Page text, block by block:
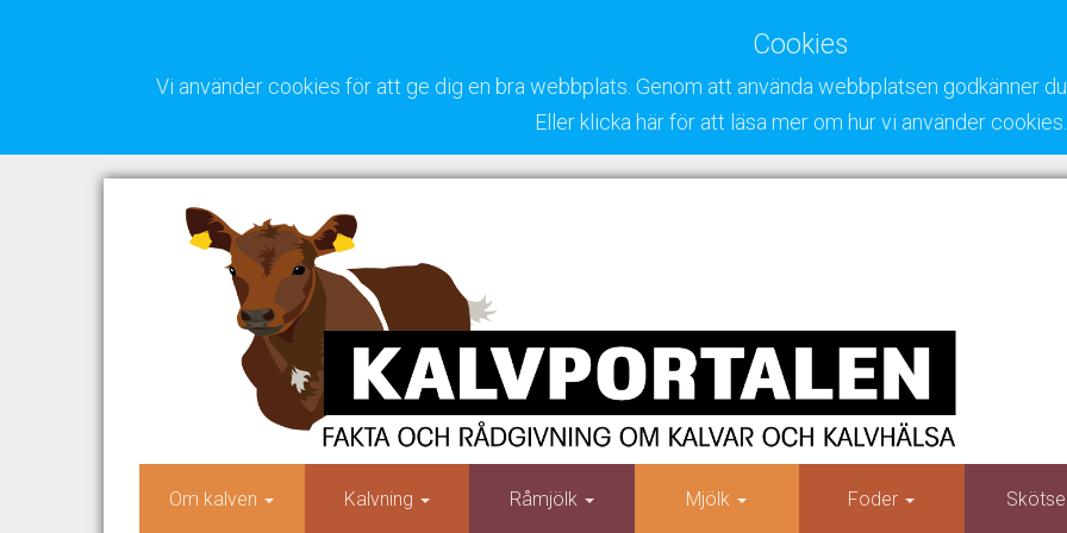
Cookies
Vi använder cookies för att ge dig en bra webbplats. Genom att använda webbplatsen godkänner
Eller klicka här för att läsa mer om hur vi använder cookies.
Om kalven Kalvning Råmjölk Mjölk Foder Skötsel